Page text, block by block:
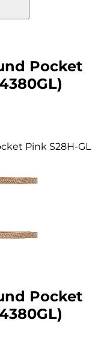
Pocket
Pink S28H-GL
Pocket